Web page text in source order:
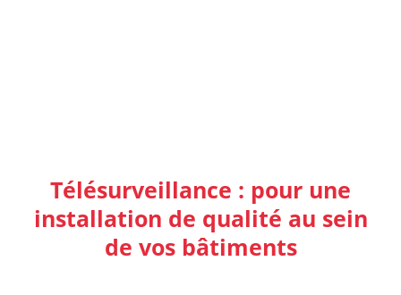
Télésurveillance : pour une
installation de qualité au sein
de vos bâtiments